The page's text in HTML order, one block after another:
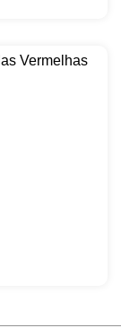
Vermelhas